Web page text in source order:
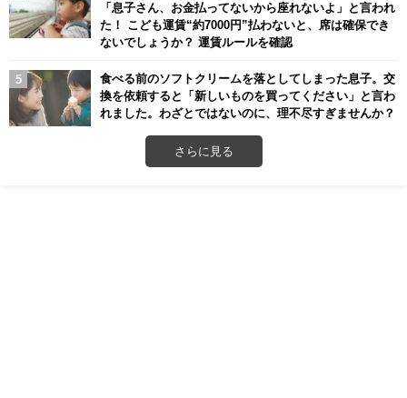
「息子さん、お金払ってないから座れないよ」と言われ
た！ こども運賃“約7000円”払わないと、席は確保でき
ないでしょうか？ 運賃ルールを確認
食べる前のソフトクリームを落としてしまった息子。交
換を依頼すると「新しいものを買ってください」と言わ
れました。わざとではないのに、理不尽すぎませんか？
さらに見る